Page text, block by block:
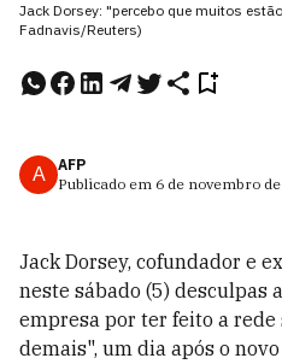
Jack Dorsey: "percebo que muitos
Fadnavis/Reuters)
A
AFP
Publicado em 6 de novembro
Jack Dorsey, cofundador e
neste sábado (5) desculpas
empresa por ter feito a
demais", um dia após o